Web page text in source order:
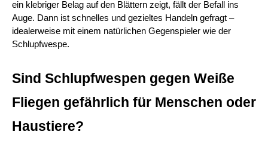
ein klebriger Belag auf den Blättern zeigt, fällt der Befall ins
Auge. Dann ist schnelles und gezieltes Handeln gefragt –
idealerweise mit einem natürlichen Gegenspieler wie der
Schlupfwespe.
Sind Schlupfwespen gegen Weiße
Fliegen gefährlich für Menschen oder
Haustiere?